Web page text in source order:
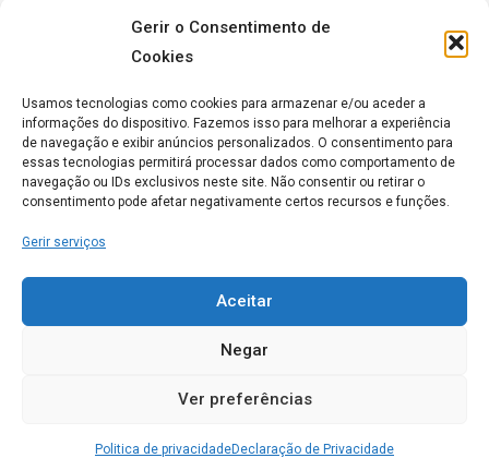
Gerir o Consentimento de
Cookies
Usamos tecnologias como cookies para armazenar e/ou aceder a
informações do dispositivo. Fazemos isso para melhorar a experiência
de navegação e exibir anúncios personalizados. O consentimento para
essas tecnologias permitirá processar dados como comportamento de
navegação ou IDs exclusivos neste site. Não consentir ou retirar o
consentimento pode afetar negativamente certos recursos e funções.
Gerir serviços
Aceitar
Negar
Ver preferências
Politica de privacidadeDeclaração de Privacidade
Aberto agora
Casa de Repouso A Luz da Nossa Casinha
Rua José Régio, 37 2855-465 Vale Milhaços Corroios
acerca do seu funcionamento